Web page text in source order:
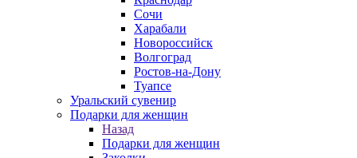
Сочи
Харабали
Новороссийск
Волгоград
Ростов-на-Дону
Туапсе
Уральский сувенир
Подарки для женщин
Назад
Подарки для женщин